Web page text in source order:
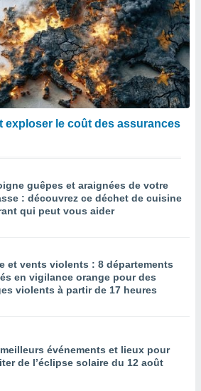
exploser le coût des assurances
guêpes et araignées de votre
: découvrez ce déchet de cuisine
qui peut vous aider
et vents violents : 8 départements
en vigilance orange pour des
violents à partir de 17 heures
événements et lieux pour
de l’éclipse solaire du 12 août